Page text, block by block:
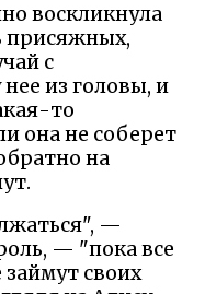
воскликнула
присяжных,
с
из головы, и
то
она не соберет
на
—
— "пока все
своих